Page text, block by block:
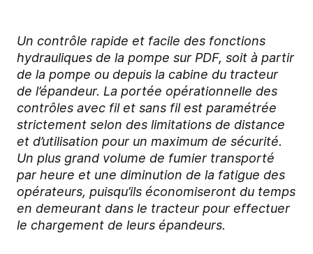
Un contrôle rapide et facile des fonctions
hydrauliques de la pompe sur PDF, soit à partir
de la pompe ou depuis la cabine du tracteur
de l’épandeur. La portée opérationnelle des
contrôles avec fil et sans fil est paramétrée
strictement selon des limitations de distance
et d’utilisation pour un maximum de sécurité.
Un plus grand volume de fumier transporté
par heure et une diminution de la fatigue des
opérateurs, puisqu’ils économiseront du temps
en demeurant dans le tracteur pour effectuer
le chargement de leurs épandeurs.